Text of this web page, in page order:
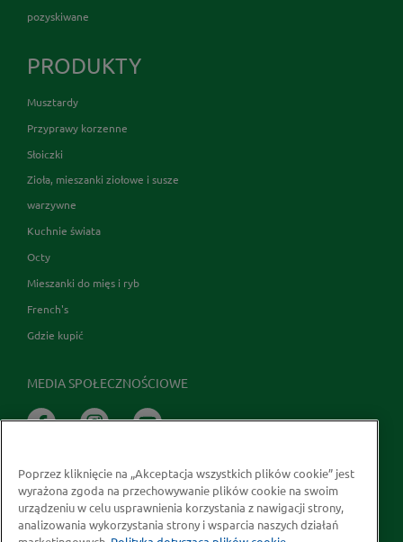
pozyskiwane
PRODUKTY
Musztardy
Przyprawy korzenne
Słoiczki
Zioła, mieszanki ziołowe i susze
warzywne
Kuchnie świata
Octy
Mieszanki do mięs i ryb
French's
Gdzie kupić
MEDIA SPOŁECZNOŚCIOWE
Poprzez kliknięcie na „Akceptacja wszystkich plików cookie” jest
wyrażona zgoda na przechowywanie plików cookie na swoim
urządzeniu w celu usprawnienia korzystania z nawigacji strony,
analizowania wykorzystania strony i wsparcia naszych działań